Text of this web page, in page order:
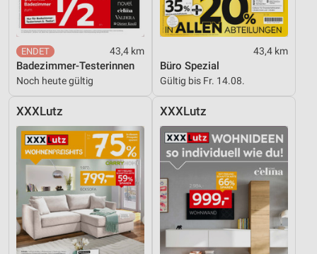
43,4 km
Badezimmer-Testerinnen
Noch heute gültig
43,4 km
Büro Spezial
Gültig bis Fr. 14.08.
XXXLutz XXXLutz
Analyse von Zielgruppen durch Statistiken oder
Kombinationen von Daten aus verschiedenen
Quellen
Entwicklung und Verbesserung der Angebote
Inhalten
IAB-Besonderheiten:
Verwendung genauer Standortdaten
Geräte anhand von aktiv angeforderten
Informationen identifizieren
Nicht-IAB-Verarbeitungszwecke:
Notwendig